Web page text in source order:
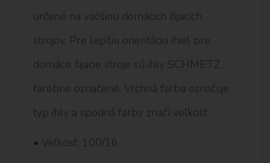
určené na väčšinu domácich šijacích
strojov. Pre lepšiu orientáciu ihiel pre
domáce šijacie stroje sú ihly SCHMETZ
farebne označené. Vrchná farba označuje
typ ihly a spodná farby značí veľkosť.
• Veľkosť: 100/16